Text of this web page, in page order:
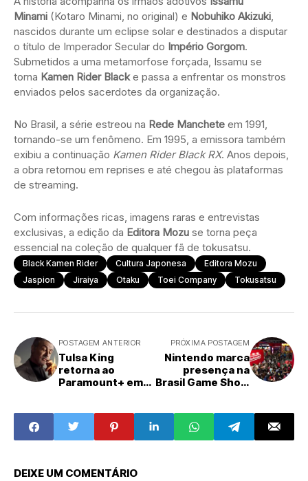
Minami (Kotaro Minami, no original) e Nobuhiko Akizuki,
nascidos durante um eclipse solar e destinados a disputar
o título de Imperador Secular do Império Gorgom.
Submetidos a uma metamorfose forçada, Issamu se
torna Kamen Rider Blacke passa a enfrentar os monstros
enviados pelos sacerdotes da organização.
No Brasil, a série estreou na Rede Manchete em 1991,
tornando-se um fenômeno. Em 1995, a emissora também
exibiu a continuação Kamen Rider Black RX. Anos depois,
a obra retornou em reprises e até chegou às plataformas
de streaming.
Com informações ricas, imagens raras e entrevistas
exclusivas, a edição da Editora Mozu se torna peça
essencial na coleção de qualquer fã de tokusatsu.
Black Kamen Rider Cultura Japonesa
Editora Mozu
Jaspion
Jiraiya Otaku Toei Company Tokusatsu
POSTAGEM ANTERIOR
Tulsa King
retorna ao
Paramount+ em
PRÓXIMA POSTAGEM
Nintendo marca
presença na
Brasil Game Show
DEIXE UM COMENTÁRIO